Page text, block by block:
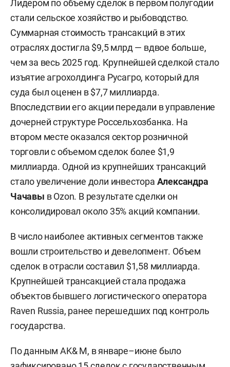
Лидером по объему сделок в первом полугодии
стали сельское хозяйство и рыбоводство.
Суммарная стоимость трансакций в этих
отраслях достигла $9,5 млрд — вдвое больше,
чем за весь 2025 год. Крупнейшей сделкой стало
изъятие агрохолдинга Русагро, который для
суда был оценен в $7,7 миллиарда.
Впоследствии его акции передали в управление
дочерней структуре Россельхозбанка. На
втором месте оказался сектор розничной
торговли с объемом сделок более $1,9
миллиарда. Одной из крупнейших трансакций
стало увеличение доли инвестора Александра
Чачавы в Ozon. В результате сделки он
консолидировал около 35% акций компании.
В число наиболее активных сегментов также
вошли строительство и девелопмент. Объем
сделок в отрасли составил $1,58 миллиарда.
Крупнейшей трансакцией стала продажа
объектов бывшего логистического оператора
Raven Russia, ранее перешедших под контроль
государства.
По данным AK& M, в январе–июне было